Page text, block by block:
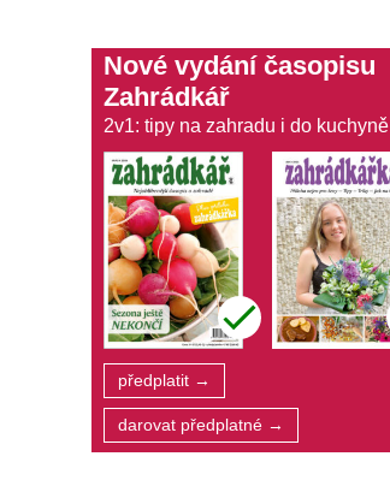
Nové vydání časopisu
Zahrádkář
2v1: tipy na zahradu i do kuchyně
předplatit →
darovat předplatné →